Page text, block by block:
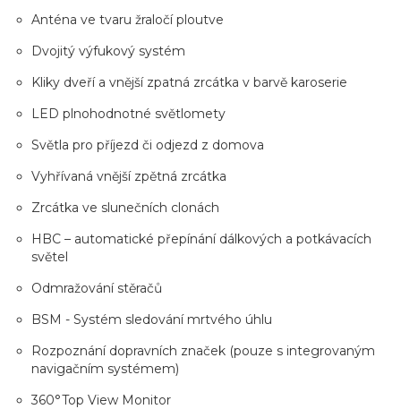
Anténa ve tvaru žraločí ploutve
Dvojitý výfukový systém
Kliky dveří a vnější zpatná zrcátka v barvě karoserie
LED plnohodnotné světlomety
Světla pro příjezd či odjezd z domova
Vyhřívaná vnější zpětná zrcátka
Zrcátka ve slunečních clonách
HBC – automatické přepínání dálkových a potkávacích
světel
Odmražování stěračů
BSM - Systém sledování mrtvého úhlu
Rozpoznání dopravních značek (pouze s integrovaným
navigačním systémem)
360°Top View Monitor